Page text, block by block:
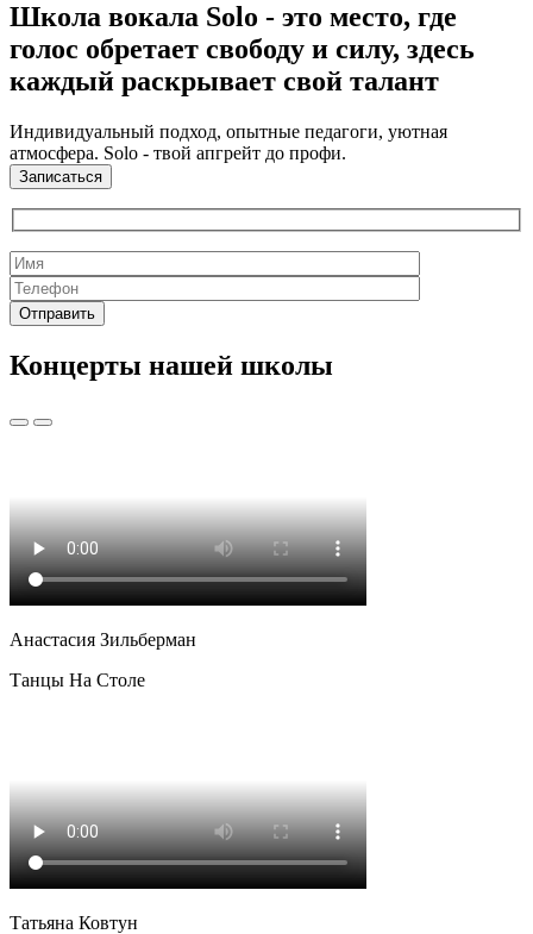
Школа вокала Solo - это место, где
голос обретает свободу и силу, здесь
каждый раскрывает свой талант
Индивидуальный подход, опытные педагоги, уютная
атмосфера. Solo - твой апгрейт до профи.
Записаться
Концерты нашей школы
Анастасия Зильберман
Танцы На Столе
Татьяна Ковтун